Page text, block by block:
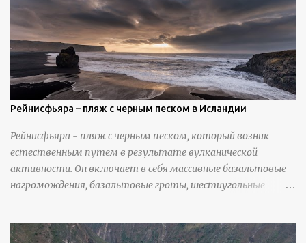
инструменты для текстурирования, чтобы точно
вылепить каждую деталь. источник
https://calvinnicholls.com/
Рейнисфьяра – пляж с черным песком в Исландии
Рейнисфьяра - пляж с черным песком, который возник
естественным путем в результате вулканической
активности. Он включает в себя массивные базальтовые
нагромождения, базальтовые гроты, шестиугольные